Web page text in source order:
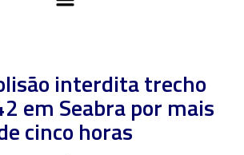
interdita trecho
em Seabra por mais
cinco horas